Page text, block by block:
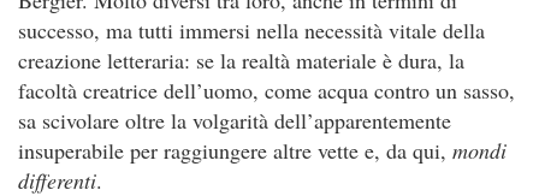
successo, ma tutti immersi nella necessità vitale della
creazione letteraria: se la realtà materiale è dura, la
facoltà creatrice dell’uomo, come acqua contro un sasso,
sa scivolare oltre la volgarità dell’apparentemente
insuperabile per raggiungere altre vette e, da qui, mondi
differenti.